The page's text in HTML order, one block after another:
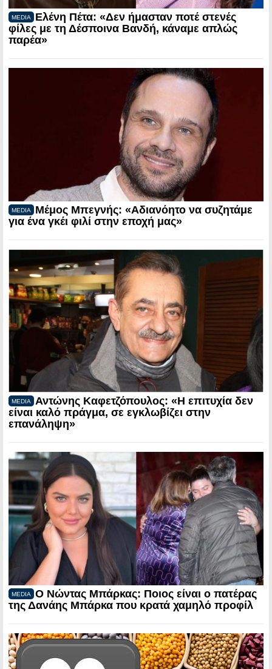
MEDIA
Ελένη Πέτα: «Δεν ήμασταν ποτέ στενές
φίλες με τη Δέσποινα Βανδή, κάναμε απλώς
παρέα»
MEDIA
Μέμος Μπεγνής: «Αδιανόητο να συζητάμε
για ένα γκέι φιλί στην εποχή μας»
MEDIA
Αντώνης Καφετζόπουλος: «Η επιτυχία δεν
είναι καλό πράγμα, σε εγκλωβίζει στην
επανάληψη»
MEDIA
Ο Νώντας Μπάρκας: Ποιος είναι ο πατέρας
της Δανάης Μπάρκα που κρατά χαμηλό προφίλ